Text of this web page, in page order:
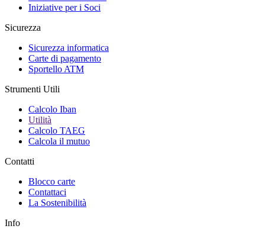
Iniziative per i Soci
Sicurezza
Sicurezza informatica
Carte di pagamento
Sportello ATM
Strumenti Utili
Calcolo Iban
Utilità
Calcolo TAEG
Calcola il mutuo
Contatti
Blocco carte
Contattaci
La Sostenibilità
Info